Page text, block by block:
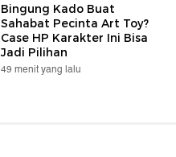
Bingung Kado Buat
Sahabat Pecinta Art Toy?
Case HP Karakter Ini Bisa
Jadi Pilihan
49 menit yang lalu